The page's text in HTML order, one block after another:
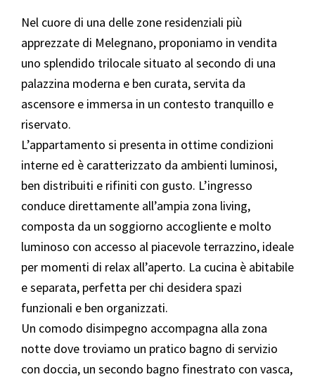
Nel cuore di una delle zone residenziali più
apprezzate di Melegnano, proponiamo in vendita
uno splendido trilocale situato al secondo di una
palazzina moderna e ben curata, servita da
ascensore e immersa in un contesto tranquillo e
riservato.
L’appartamento si presenta in ottime condizioni
interne ed è caratterizzato da ambienti luminosi,
ben distribuiti e rifiniti con gusto. L’ingresso
conduce direttamente all’ampia zona living,
composta da un soggiorno accogliente e molto
luminoso con accesso al piacevole terrazzino, ideale
per momenti di relax all’aperto. La cucina è abitabile
e separata, perfetta per chi desidera spazi
funzionali e ben organizzati.
Un comodo disimpegno accompagna alla zona
notte dove troviamo un pratico bagno di servizio
con doccia, un secondo bagno finestrato con vasca,